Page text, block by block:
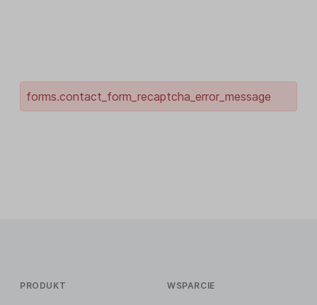
forms.contact_form_recaptcha_error_message
PRODUKT WSPARCIE